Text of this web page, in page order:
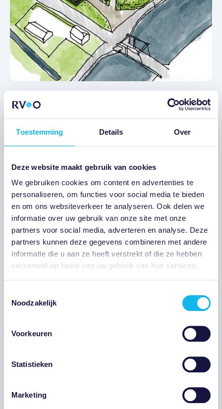
Toestemming Details Over
Deze website maakt gebruik van cookies
We gebruiken cookies om content en advertenties te
personaliseren, om functies voor social media te bieden
en om ons websiteverkeer te analyseren. Ook delen we
informatie over uw gebruik van onze site met onze
partners voor social media, adverteren en analyse. Deze
partners kunnen deze gegevens combineren met andere
informatie die u aan ze heeft verstrekt of die ze hebben
verzameld op basis van uw gebruik van hun services.
Noodzakelijk
Voorkeuren
Statistieken
Marketing
Verkocht
SOESTERBERGSESTRAAT
SOEST
SOESTERBERGSESTRAAT
In ontwikkeling
EVERDINGEN GRAAF
AANTAL WONINGEN: 14